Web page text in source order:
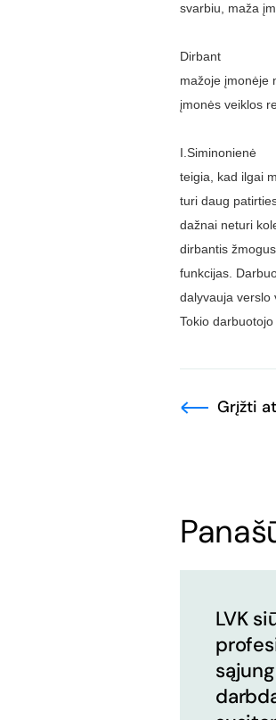
svarbiu, maža
Dirbant
mažoje įmonėje
įmonės veiklos
I.Siminonienė
teigia, kad ilgai
turi daug
dažnai neturi
dirbantis
funkcijas.
dalyvauja verslo
Tokio
Grįžti
LVK